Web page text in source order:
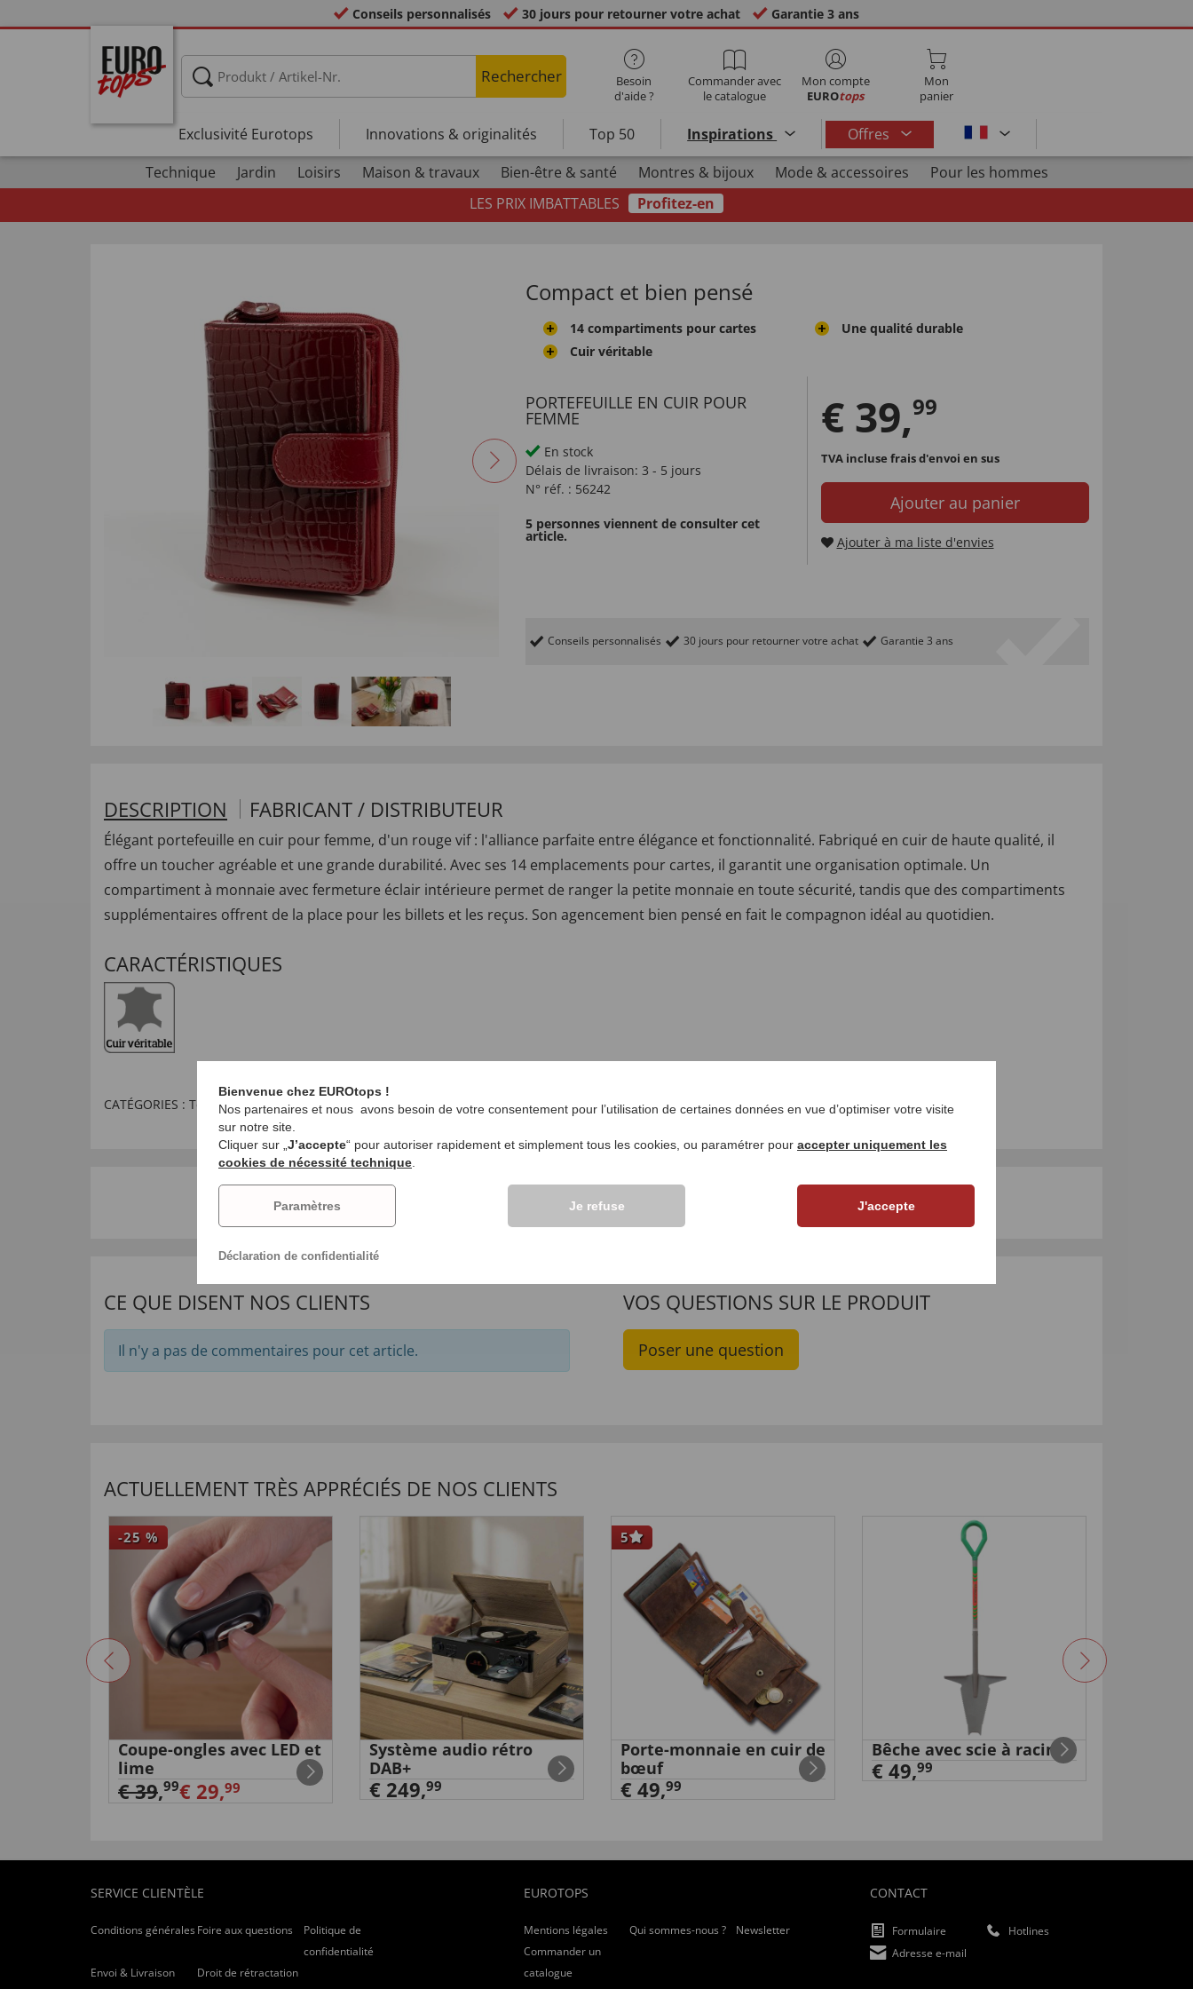
Conseils personnalisés 30 jours pour retourner votre achat Garantie 3 ans
Rechercher
Besoin
d'aide ?
Commander avec
le catalogue
Mon compte
EUROtops
Mon
panier
Exclusivité Eurotops Innovations & originalités Top 50 Inspirations
Offres
Technique
Jardin Loisirs Maison & travaux Bien-être & santé Montres & bijoux Mode & accessoires
Pour les hommes
LES PRIX IMBATTABLES
Profitez-en
Compact et bien pensé
14 compartiments pour cartes
Cuir véritable
Une qualité durable
PORTEFEUILLE EN CUIR POUR
FEMME
En stock
Délais de livraison: 3 - 5 jours
N° réf. : 56242
5 personnes viennent de consulter cet
article.
€ 39,99
TVA incluse frais d'envoi en sus
Ajouter au panier
Ajouter à ma liste d'envies
Conseils personnalisés 30 jours pour retourner votre achat Garantie 3 ans
DESCRIPTION FABRICANT / DISTRIBUTEUR
Élégant portefeuille en cuir pour femme, d'un rouge vif : l'alliance parfaite entre élégance et fonctionnalité. Fabriqué en cuir de haute qualité, il
offre un toucher agréable et une grande durabilité. Avec ses 14 emplacements pour cartes, il garantit une organisation optimale. Un
compartiment à monnaie avec fermeture éclair intérieure permet de ranger la petite monnaie en toute sécurité, tandis que des compartiments
supplémentaires offrent de la place pour les billets et les reçus. Son agencement bien pensé en fait le compagnon idéal au quotidien.
CARACTÉRISTIQUES
CATÉGORIES : Tendances mode,Inspirations
CE QUE DISENT NOS CLIENTS
Il n'y a pas de commentaires pour cet article.
VOS QUESTIONS SUR LE PRODUIT
Poser une question
ACTUELLEMENT TRÈS APPRÉCIÉS DE NOS CLIENTS
-25 %
Coupe-ongles avec LED et
lime
€ 39,99€ 29,99
Système audio rétro
DAB+
€ 249,99
5
Porte-monnaie en cuir de
bœuf
€ 49,99
Bêche avec scie à racines
€ 49,99
SERVICE CLIENTÈLE
Conditions générales Foire aux questions
Politique de
confidentialité
Envoi & Livraison
Droit de rétractation
EUROTOPS
Mentions légales Qui sommes-nous ?
Newsletter
Commander un
catalogue
CONTACT
Formulaire
Hotlines
Adresse e-mail
Bienvenue chez EUROtops !
Nos partenaires et nous avons besoin de votre consentement pour l’utilisation de certaines données en vue d’optimiser votre visite
sur notre site.
Cliquer sur „ J’accepte“ pour autoriser rapidement et simplement tous les cookies, ou paramétrer pour accepter uniquement les
cookies de nécessité technique
Paramètres Je refuse J'accepte
Déclaration de confidentialité